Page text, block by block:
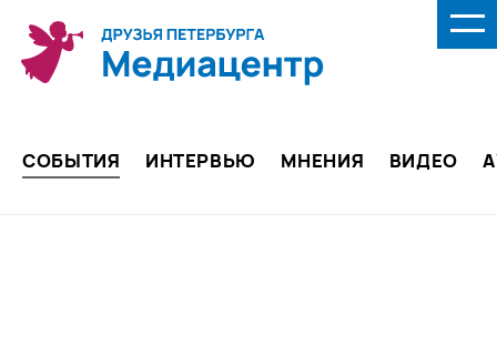
СОБЫТИЯ ИНТЕРВЬЮ МНЕНИЯ ВИДЕО